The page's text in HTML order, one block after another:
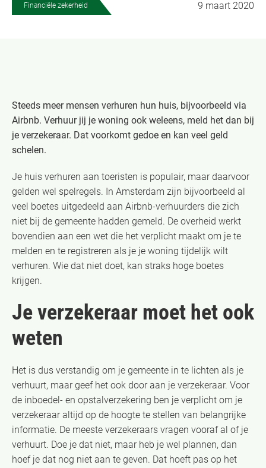
Financiële zekerheid 9 maart 2020
Steeds meer mensen verhuren hun huis, bijvoorbeeld via
Airbnb. Verhuur jij je woning ook weleens, meld het dan bij
je verzekeraar. Dat voorkomt gedoe en kan veel geld
schelen.
Je huis verhuren aan toeristen is populair, maar daarvoor
gelden wel spelregels. In Amsterdam zijn bijvoorbeeld al
veel boetes uitgedeeld aan Airbnb-verhuurders die zich
niet bij de gemeente hadden gemeld. De overheid werkt
bovendien aan een wet die het verplicht maakt om je te
melden en te registreren als je je woning tijdelijk wilt
verhuren. Wie dat niet doet, kan straks hoge boetes
krijgen.
Je verzekeraar moet het ook
weten
Het is dus verstandig om je gemeente in te lichten als je
verhuurt, maar geef het ook door aan je verzekeraar. Voor
de inboedel- en opstalverzekering ben je verplicht om je
verzekeraar altijd op de hoogte te stellen van belangrijke
informatie. De meeste verzekeraars vragen vooraf al of je
verhuurt. Doe je dat niet, maar heb je wel plannen, dan
hoef je dat nog niet aan te geven. Dat hoeft pas op het